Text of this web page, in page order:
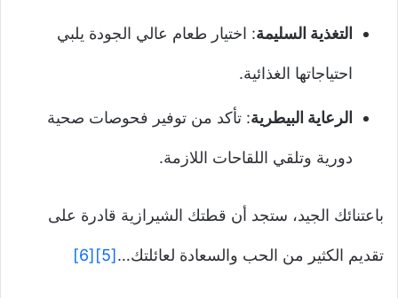
التغذية السليمة: اختيار طعام عالي الجودة يلبي
احتياجاتها الغذائية.
الرعاية البيطرية: تأكد من توفير فحوصات صحية
دورية وتلقي اللقاحات اللازمة.
باعتنائك الجيد، ستجد أن قطتك الشيرازية قادرة على
تقديم الكثير من الحب والسعادة لعائلتك…[5]
[6]